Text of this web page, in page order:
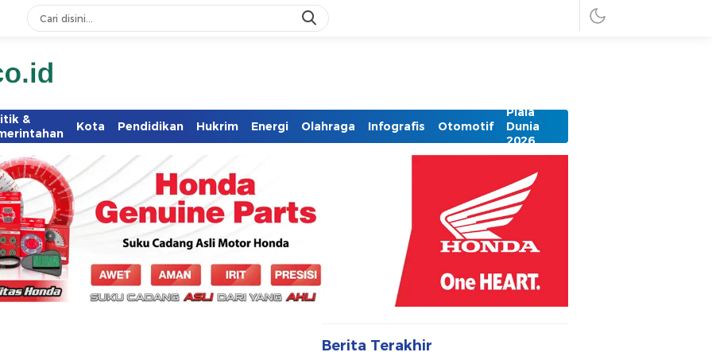
&
Kota Pendidikan Hukrim Energi Olahraga Infografis Otomotif
Piala
Dunia
2026
Berita Terakhir